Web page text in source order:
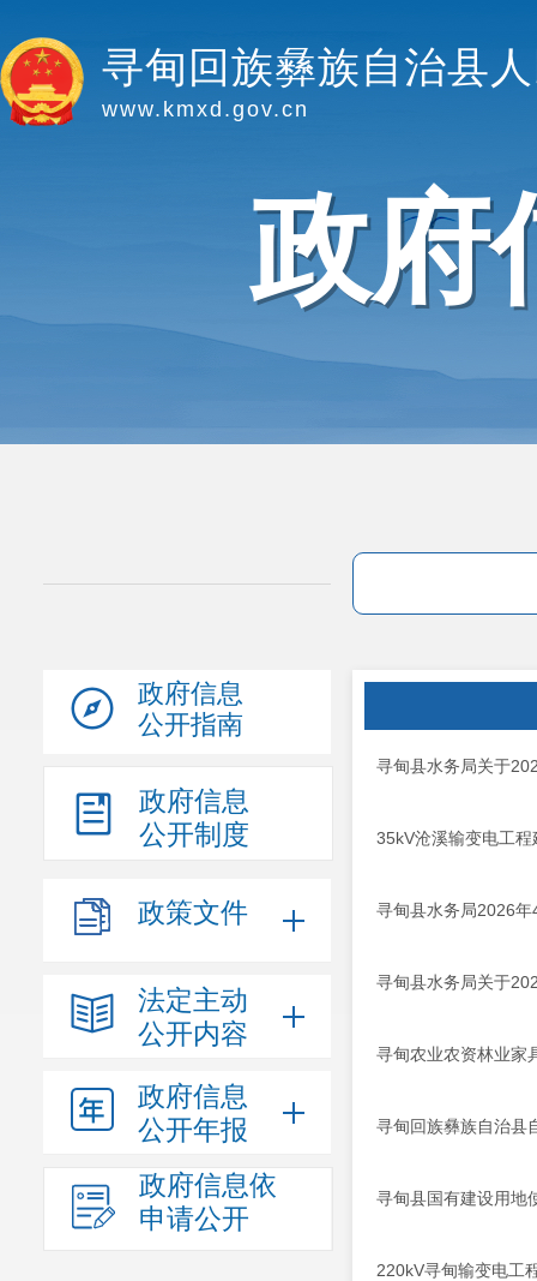
寻甸回族彝族自治县
www.kmxd.gov.cn
政府
政府信息
公开指南
政府信息
公开制度
政策文件
法定主动
公开内容
政府信息
公开年报
政府信息依
申请公开
寻甸县水务局关于
35kV沧溪输变电工
寻甸县水务局2026
寻甸县水务局关于
寻甸农业农资林业家
寻甸回族彝族自治县
寻甸县国有建设用地
220kV寻甸输变电工